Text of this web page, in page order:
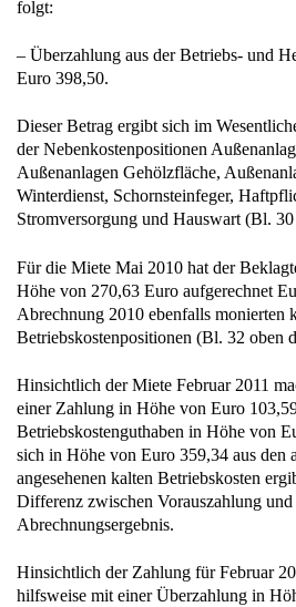
folgt:
– Überzahlung aus der Betriebs- und
Euro 398,50.
Dieser Betrag ergibt sich im
der Nebenkostenpositionen
Außenanlagen Gehölzfläche,
Winterdienst, Schornsteinfeger,
Stromversorgung und Hauswart (Bl.
Für die Miete Mai 2010 hat der
Höhe von 270,63 Euro aufgerechnet
Abrechnung 2010 ebenfalls monierten
Betriebskostenpositionen (Bl. 32 oben
Hinsichtlich der Miete Februar 2011
einer Zahlung in Höhe von Euro
Betriebskostenguthaben in Höhe von
sich in Höhe von Euro 359,34 aus den
angesehenen kalten Betriebskosten
Differenz zwischen Vorauszahlung und
Abrechnungsergebnis.
Hinsichtlich der Zahlung für Februar
hilfsweise mit einer Überzahlung in